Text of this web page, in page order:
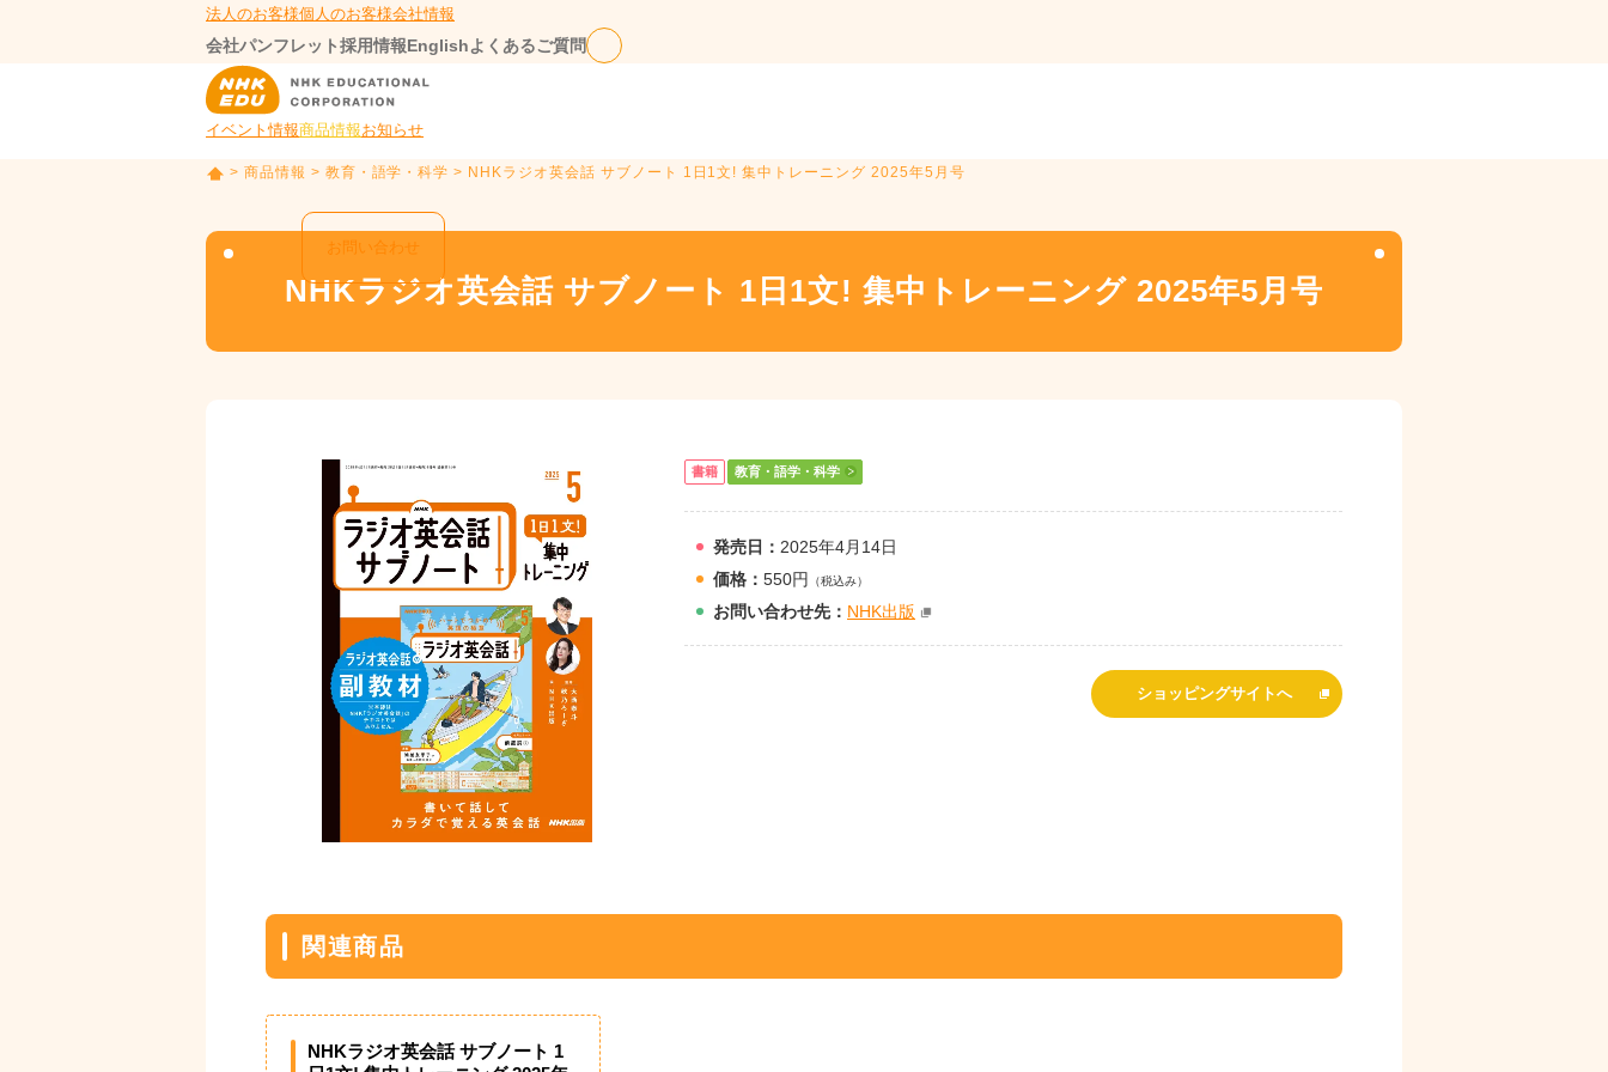
法人のお客様個人のお客様会社情報
会社パンフレット採用情報Englishよくあるご質問
イベント情報商品情報お知らせ
お問い合わせ
P
> 商品情報 > 教育・語学・科学 > NHKラジオ英会話 サブノート 1日1文! 集中トレーニング 2025年5月号
NHKラジオ英会話 サブノート 1日1文! 集中トレーニング 2025年5月号
書籍 教育・語学・科学
発売日： 2025年4月14日
価格： 550円 （税込み）
お問い合わせ先： NHK出版
ショッピングサイトへ
関連商品
NHKラジオ英会話 サブノート 1